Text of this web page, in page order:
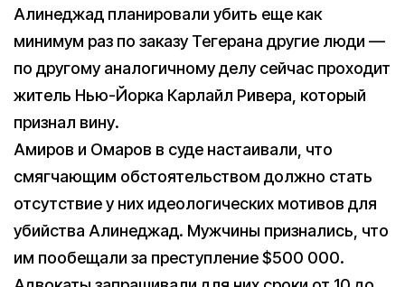
Алинеджад планировали убить еще как
минимум раз по заказу Тегерана другие люди —
по другому аналогичному делу сейчас проходит
житель Нью-Йорка Карлайл Ривера, который
признал вину.
Амиров и Омаров в суде настаивали, что
смягчающим обстоятельством должно стать
отсутствие у них идеологических мотивов для
убийства Алинеджад. Мужчины признались, что
им пообещали за преступление $500 000.